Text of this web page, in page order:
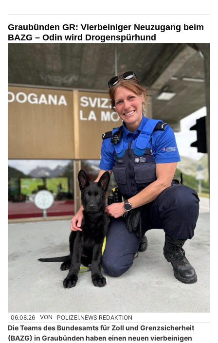
Graubünden GR: Vierbeiniger Neuzugang beim
BAZG – Odin wird Drogenspürhund
06.08.26 VON POLIZEI.NEWS REDAKTION
Die Teams des Bundesamts für Zoll und Grenzsicherheit
(BAZG) in Graubünden haben einen neuen vierbeinigen